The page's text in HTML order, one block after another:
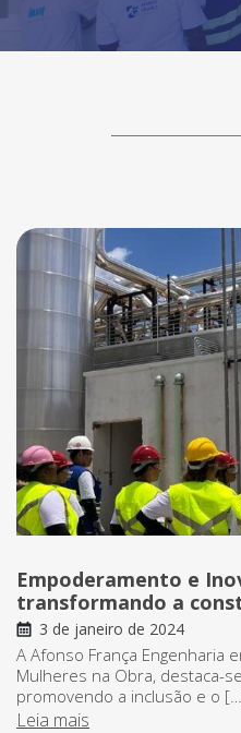
Empoderamento e
transformando a
3 de janeiro de 2024
A Afonso França Engenharia
Mulheres na Obra, destaca-
promovendo a inclusão e o
Leia mais